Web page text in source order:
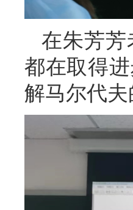
在朱芳芳
都在取得
解马尔代夫